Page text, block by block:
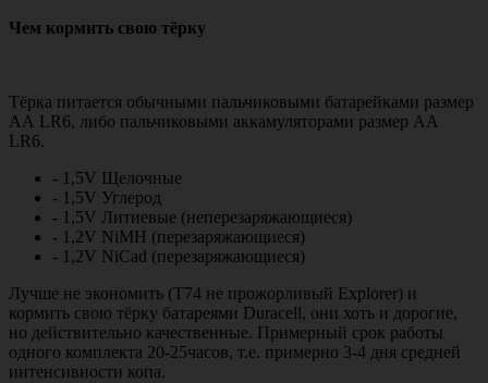
Чем кормить свою тёрку
Тёрка питается обычными пальчиковыми батарейками размер
АА LR6, либо пальчиковыми аккамуляторами размер АА
LR6.
- 1,5V Щелочные
- 1,5V Углерод
- 1,5V Литиевые (неперезаряжающиеся)
- 1,2V NiMH (перезаряжающиеся)
- 1,2V NiCad (перезаряжающиеся)
Лучше не экономить (Т74 не прожорливый Explorer) и
кормить свою тёрку батареями Duracell, они хоть и дорогие,
но действительно качественные. Примерный срок работы
одного комплекта 20-25часов, т.е. примерно 3-4 дня средней
интенсивности копа.